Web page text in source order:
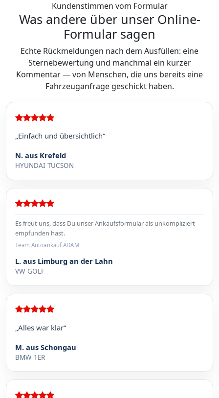
Kundenstimmen vom Formular
Was andere über unser Online-
Formular sagen
Echte Rückmeldungen nach dem Ausfüllen: eine
Sternebewertung und manchmal ein kurzer
Kommentar — von Menschen, die uns bereits eine
Fahrzeuganfrage geschickt haben.
„Einfach und übersichtlich“
N. aus Krefeld
HYUNDAI TUCSON
Es freut uns, dass Du unser Ankaufsformular als unkompliziert
empfunden hast.
Team Autoankauf ADAM
L. aus Limburg an der Lahn
VW GOLF
„Alles war klar“
M. aus Schongau
BMW 1ER